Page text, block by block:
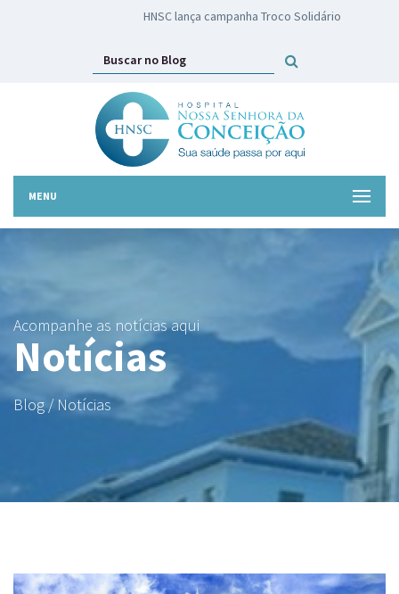
HNSC lança campanha Troco Solidário
MENU
Acompanhe as notícias aqui
Notícias
Blog / Notícias